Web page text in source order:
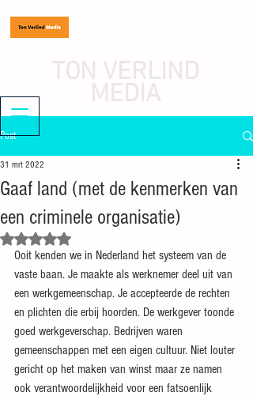
journalist, mediaondernemer
Post
Gaaf land (met de kenmerken van
een criminele organisatie)
31 mrt 2022
Beoordeeld met NaN uit 5 sterren.
Ooit kenden we in Nederland het systeem van de
vaste baan. Je maakte als werknemer deel uit van
een werkgemeenschap. Je accepteerde de rechten
en plichten die erbij hoorden. De werkgever toonde
goed werkgeverschap. Bedrijven waren
gemeenschappen met een eigen cultuur. Niet louter
gericht op het maken van winst maar ze namen
ook verantwoordelijkheid voor een fatsoenlijk